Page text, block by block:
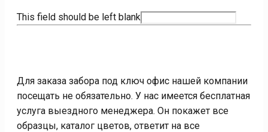
This field should be left blank
Для заказа забора под ключ офис нашей компании
посещать не обязательно. У нас имеется бесплатная
услуга выездного менеджера. Он покажет все
образцы, каталог цветов, ответит на все